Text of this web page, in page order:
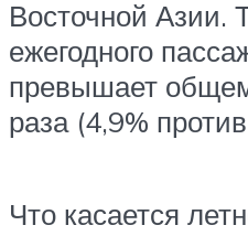
Восточной Азии.
ежегодного
превышает
раза (4,9%
Что касается